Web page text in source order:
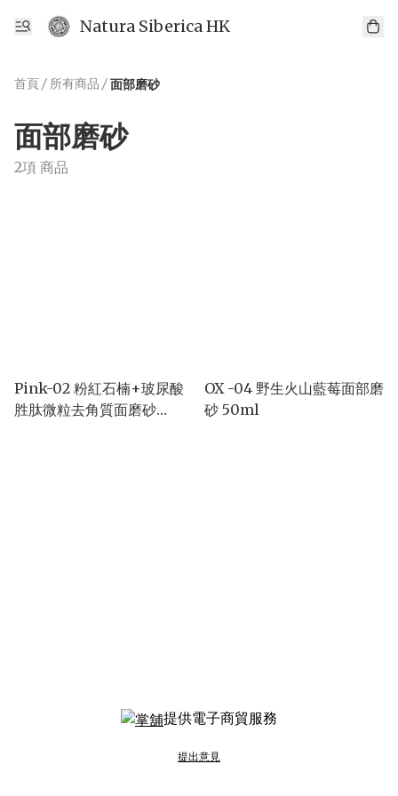
Natura Siberica HK
首頁/ 所有商品 /面部磨砂
面部磨砂
2項 商品
Pink-02 粉紅石楠+玻尿酸
胜肽微粒去角質面磨砂
OX -04 野生火山藍莓面部磨
砂 50ml
提供電子商貿服務
提出意見